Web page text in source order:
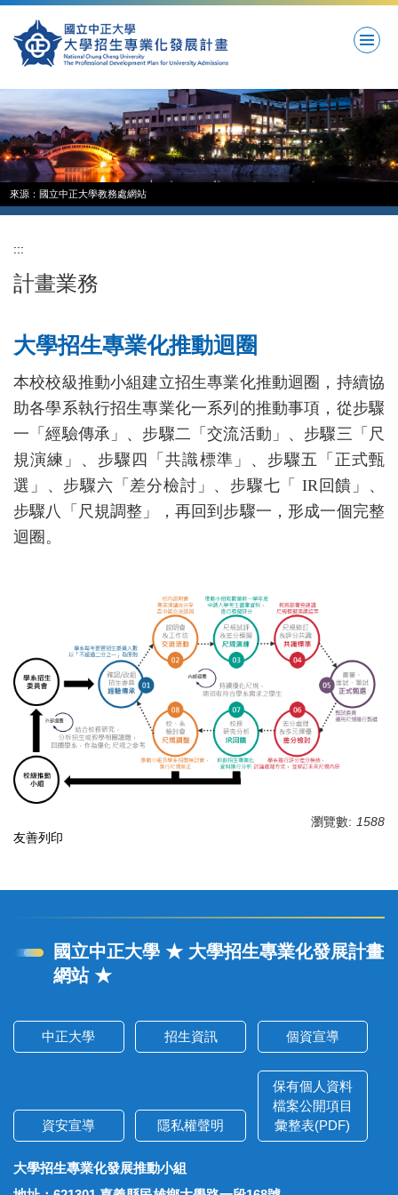
主
內
容
區
來源：國立中正大學教務處網站
:::
計畫業務
大學招生專業化推動迴圈
本校校級推動小組建立招生專業化推動迴圈，持續協
助各學系執行招生專業化一系列的推動事項，從步驟
一「經驗傳承」、步驟二「交流活動」、步驟三「尺
規演練」、步驟四「共識標準」、步驟五「正式甄
選」、步驟六「差分檢討」、步驟七「 IR回饋」、
步驟八「尺規調整」，再回到步驟一，形成一個完整
迴圈。
瀏覽數: 1588
友善列印
國立中正大學 ★ 大學招生專業化發展計畫
網站 ★
中正大學 招生資訊 個資宣導
資安宣導 隱私權聲明
保有個人資料
檔案公開項目
彙整表(PDF)
大學招生專業化發展推動小組